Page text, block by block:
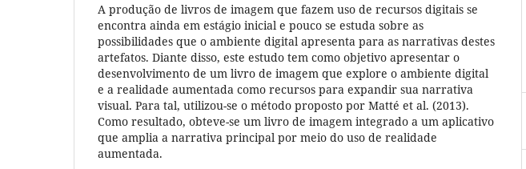
A produção de livros de imagem que fazem uso de recursos digitais se
encontra ainda em estágio inicial e pouco se estuda sobre as
possibilidades que o ambiente digital apresenta para as narrativas destes
artefatos. Diante disso, este estudo tem como objetivo apresentar o
desenvolvimento de um livro de imagem que explore o ambiente digital
e a realidade aumentada como recursos para expandir sua narrativa
visual. Para tal, utilizou-se o método proposto por Matté et al. (2013).
Como resultado, obteve-se um livro de imagem integrado a um aplicativo
que amplia a narrativa principal por meio do uso de realidade
aumentada.